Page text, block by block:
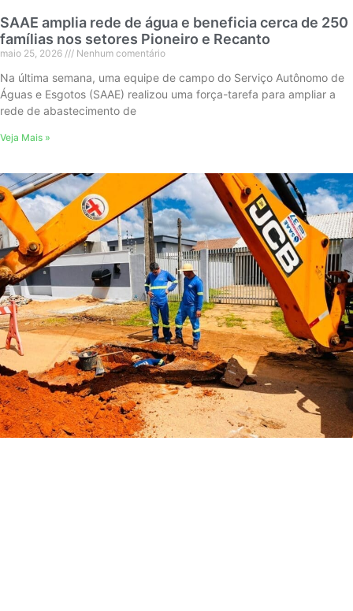
SAAE amplia rede de água e beneficia cerca de 250
famílias nos setores Pioneiro e Recanto
maio 25, 2026 Nenhum comentário
Na última semana, uma equipe de campo do Serviço Autônomo de
Águas e Esgotos (SAAE) realizou uma força-tarefa para ampliar a
rede de abastecimento de
Veja Mais »